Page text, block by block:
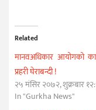
Related
मानवअधिकार आयोगको
प्रहरी घेराबन्दी !
२५ मंसिर २०७२, शुक्रबार
In "Gurkha News"